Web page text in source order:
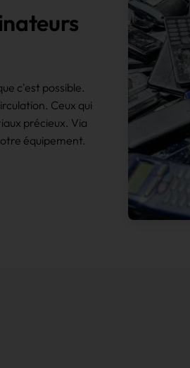
c'est possible.
Ceux qui
précieux. Via
équipement.